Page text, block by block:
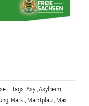
| Tags: Asyl , Asylheim,
, Markt, Marktplatz, Max